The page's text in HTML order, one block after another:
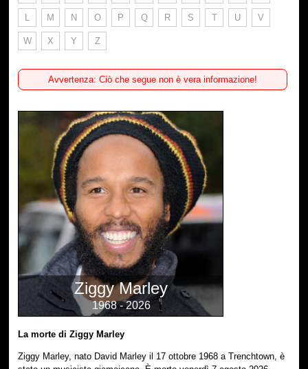
L M N O P Q R S T U V
W X Y Z
Avvertenza: Ciò che segue non è vera informazione!
Ziggy Marley
1968 - 2026
La morte di Ziggy Marley
Ziggy Marley, nato David Marley il 17 ottobre 1968 a Trenchtown, è